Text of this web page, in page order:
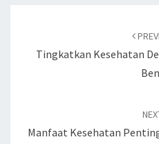
Tingkatkan Kesehatan
Manfaat Kesehatan